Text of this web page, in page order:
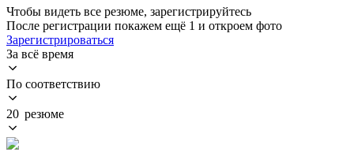
Чтобы видеть все резюме, зарегистрируйтесь
После регистрации покажем ещё 1 и откроем фото
Зарегистрироваться
За всё время
По соответствию
20 резюме